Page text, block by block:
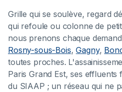
Grille qui se soulève, regard
qui refoule ou colonne de
nous prenons chaque
Rosny-sous-Bois,Gagny,
toutes proches.
Paris Grand Est, ses effluents
du SIAAP ; un réseau qui ne